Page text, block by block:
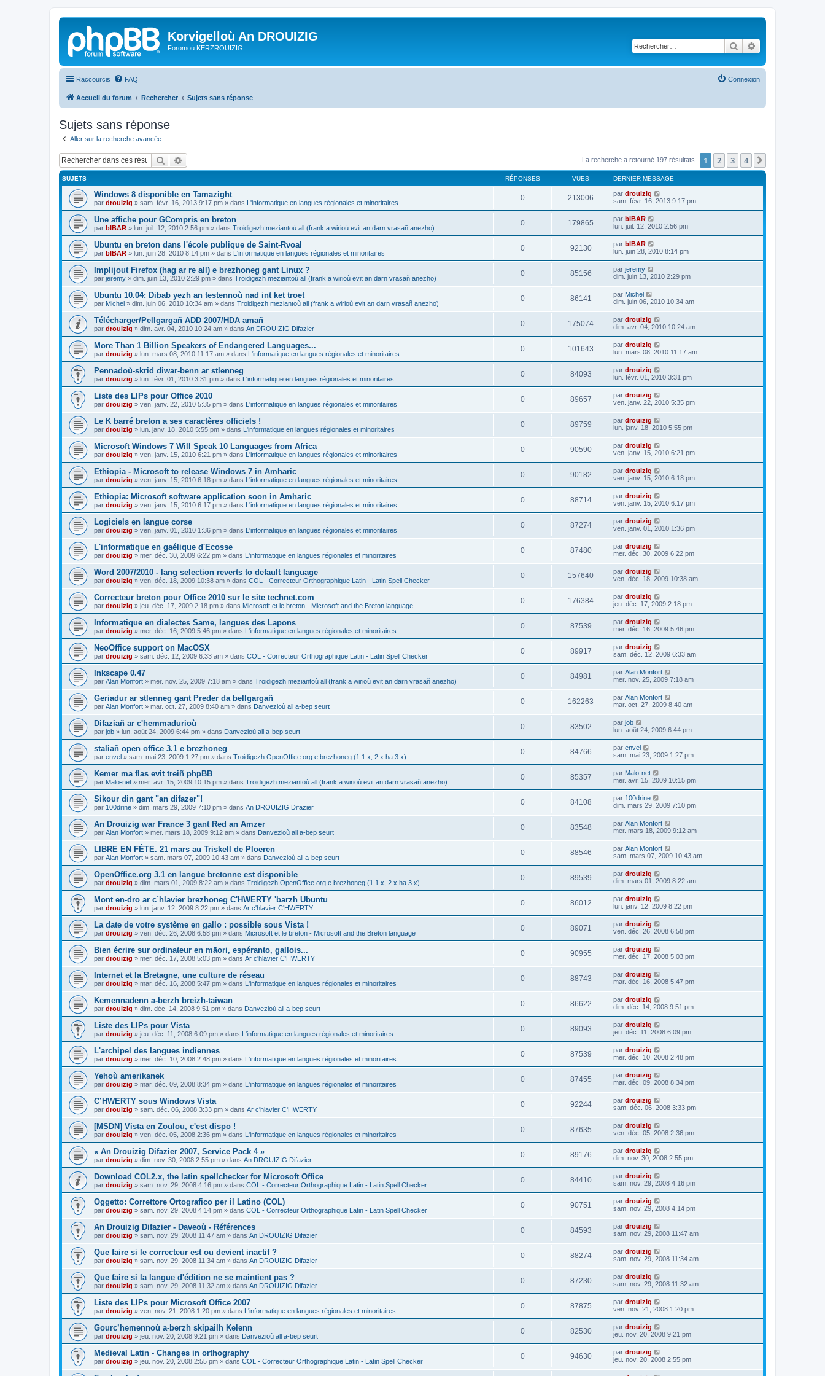
Korvigelloù An DROUIZIG
Foromoù KERZROUIZIG Rechercher
Raccourcis FAQ Connexion
Accueil du forum Rechercher Sujets sans réponse
Sujets sans réponse
Aller sur la recherche avancée
Rechercher La recherche a retourné 197 résultats 1 2 3 4
SUJETS RÉPONSES VUES DERNIER MESSAGE
Windows 8 disponible en Tamazight
par drouizig » sam. févr. 16, 2013 9:17 pm » dans L'informatique en langues régionales et minoritaires
0 213006 par drouizig
sam. févr. 16, 2013 9:17 pm
Une affiche pour GCompris en breton
par bIBAR » lun. juil. 12, 2010 2:56 pm » dans Troidigezh meziantoù all (frank a wirioù evit an darn vrasañ anezho)
0 179865 par bIBAR
lun. juil. 12, 2010 2:56 pm
Ubuntu en breton dans l'école publique de Saint-Rvoal
par bIBAR » lun. juin 28, 2010 8:14 pm » dans L'informatique en langues régionales et minoritaires
0 92130 par bIBAR
lun. juin 28, 2010 8:14 pm
Implijout Firefox (hag ar re all) e brezhoneg gant Linux ?
par jeremy » dim. juin 13, 2010 2:29 pm » dans Troidigezh meziantoù all (frank a wirioù evit an darn vrasañ anezho)
0 85156 par jeremy
dim. juin 13, 2010 2:29 pm
Ubuntu 10.04: Dibab yezh an testennoù nad int ket troet
par Michel » dim. juin 06, 2010 10:34 am » dans Troidigezh meziantoù all (frank a wirioù evit an darn vrasañ anezho)
0 86141 par Michel
dim. juin 06, 2010 10:34 am
Télécharger/Pellgargañ ADD 2007/HDA amañ
par drouizig » dim. avr. 04, 2010 10:24 am » dans An DROUIZIG Difazier
0 175074 par drouizig
dim. avr. 04, 2010 10:24 am
More Than 1 Billion Speakers of Endangered Languages...
par drouizig » lun. mars 08, 2010 11:17 am » dans L'informatique en langues régionales et minoritaires
0 101643 par drouizig
lun. mars 08, 2010 11:17 am
Pennadoù-skrid diwar-benn ar stlenneg
par drouizig » lun. févr. 01, 2010 3:31 pm » dans L'informatique en langues régionales et minoritaires
0 84093 par drouizig
lun. févr. 01, 2010 3:31 pm
Liste des LIPs pour Office 2010
par drouizig » ven. janv. 22, 2010 5:35 pm » dans L'informatique en langues régionales et minoritaires
0 89657 par drouizig
ven. janv. 22, 2010 5:35 pm
Le K barré breton a ses caractères officiels !
par drouizig » lun. janv. 18, 2010 5:55 pm » dans L'informatique en langues régionales et minoritaires
0 89759 par drouizig
lun. janv. 18, 2010 5:55 pm
Microsoft Windows 7 Will Speak 10 Languages from Africa
par drouizig » ven. janv. 15, 2010 6:21 pm » dans L'informatique en langues régionales et minoritaires
0 90590 par drouizig
ven. janv. 15, 2010 6:21 pm
Ethiopia - Microsoft to release Windows 7 in Amharic
par drouizig » ven. janv. 15, 2010 6:18 pm » dans L'informatique en langues régionales et minoritaires
0 90182 par drouizig
ven. janv. 15, 2010 6:18 pm
Ethiopia: Microsoft software application soon in Amharic
par drouizig » ven. janv. 15, 2010 6:17 pm » dans L'informatique en langues régionales et minoritaires
0 88714 par drouizig
ven. janv. 15, 2010 6:17 pm
Logiciels en langue corse
par drouizig » ven. janv. 01, 2010 1:36 pm » dans L'informatique en langues régionales et minoritaires
0 87274 par drouizig
ven. janv. 01, 2010 1:36 pm
L'informatique en gaélique d'Ecosse
par drouizig » mer. déc. 30, 2009 6:22 pm » dans L'informatique en langues régionales et minoritaires
0 87480 par drouizig
mer. déc. 30, 2009 6:22 pm
Word 2007/2010 - lang selection reverts to default language
par drouizig » ven. déc. 18, 2009 10:38 am » dans COL - Correcteur Orthographique Latin - Latin Spell Checker
0 157640 par drouizig
ven. déc. 18, 2009 10:38 am
Correcteur breton pour Office 2010 sur le site technet.com
par drouizig » jeu. déc. 17, 2009 2:18 pm » dans Microsoft et le breton - Microsoft and the Breton language
0 176384 par drouizig
jeu. déc. 17, 2009 2:18 pm
Informatique en dialectes Same, langues des Lapons
par drouizig » mer. déc. 16, 2009 5:46 pm » dans L'informatique en langues régionales et minoritaires
0 87539 par drouizig
mer. déc. 16, 2009 5:46 pm
NeoOffice support on MacOSX
par drouizig » sam. déc. 12, 2009 6:33 am » dans COL - Correcteur Orthographique Latin - Latin Spell Checker
0 89917 par drouizig
sam. déc. 12, 2009 6:33 am
Inkscape 0.47
par Alan Monfort » mer. nov. 25, 2009 7:18 am » dans Troidigezh meziantoù all (frank a wirioù evit an darn vrasañ anezho)
0 84981 par Alan Monfort
mer. nov. 25, 2009 7:18 am
Geriadur ar stlenneg gant Preder da bellgargañ
par Alan Monfort » mar. oct. 27, 2009 8:40 am » dans Danvezioù all a-bep seurt
0 162263 par Alan Monfort
mar. oct. 27, 2009 8:40 am
Difaziañ ar c'hemmadurioù
par job » lun. août 24, 2009 6:44 pm » dans Danvezioù all a-bep seurt
0 83502 par job
lun. août 24, 2009 6:44 pm
staliañ open office 3.1 e brezhoneg
par envel » sam. mai 23, 2009 1:27 pm » dans Troidigezh OpenOffice.org e brezhoneg (1.1.x, 2.x ha 3.x)
0 84766 par envel
sam. mai 23, 2009 1:27 pm
Kemer ma flas evit treiñ phpBB
par Malo-net » mer. avr. 15, 2009 10:15 pm » dans Troidigezh meziantoù all (frank a wirioù evit an darn vrasañ anezho)
0 85357 par Malo-net
mer. avr. 15, 2009 10:15 pm
Sikour din gant "an difazer"!
par 100drine » dim. mars 29, 2009 7:10 pm » dans An DROUIZIG Difazier
0 84108 par 100drine
dim. mars 29, 2009 7:10 pm
An Drouizig war France 3 gant Red an Amzer
par Alan Monfort » mer. mars 18, 2009 9:12 am » dans Danvezioù all a-bep seurt
0 83548 par Alan Monfort
mer. mars 18, 2009 9:12 am
LIBRE EN FÊTE. 21 mars au Triskell de Ploeren
par Alan Monfort » sam. mars 07, 2009 10:43 am » dans Danvezioù all a-bep seurt
0 88546 par Alan Monfort
sam. mars 07, 2009 10:43 am
OpenOffice.org 3.1 en langue bretonne est disponible
par drouizig » dim. mars 01, 2009 8:22 am » dans Troidigezh OpenOffice.org e brezhoneg (1.1.x, 2.x ha 3.x)
0 89539 par drouizig
dim. mars 01, 2009 8:22 am
Mont en-dro ar c´hlavier brezhoneg C'HWERTY 'barzh Ubuntu
par drouizig » lun. janv. 12, 2009 8:22 pm » dans Ar c'hlavier C'HWERTY
0 86012 par drouizig
lun. janv. 12, 2009 8:22 pm
La date de votre système en gallo : possible sous Vista !
par drouizig » ven. déc. 26, 2008 6:58 pm » dans Microsoft et le breton - Microsoft and the Breton language
0 89071 par drouizig
ven. déc. 26, 2008 6:58 pm
Bien écrire sur ordinateur en māori, espéranto, gallois...
par drouizig » mer. déc. 17, 2008 5:03 pm » dans Ar c'hlavier C'HWERTY
0 90955 par drouizig
mer. déc. 17, 2008 5:03 pm
Internet et la Bretagne, une culture de réseau
par drouizig » mar. déc. 16, 2008 5:47 pm » dans L'informatique en langues régionales et minoritaires
0 88743 par drouizig
mar. déc. 16, 2008 5:47 pm
Kemennadenn a-berzh breizh-taiwan
par drouizig » dim. déc. 14, 2008 9:51 pm » dans Danvezioù all a-bep seurt
0 86622 par drouizig
dim. déc. 14, 2008 9:51 pm
Liste des LIPs pour Vista
par drouizig » jeu. déc. 11, 2008 6:09 pm » dans L'informatique en langues régionales et minoritaires
0 89093 par drouizig
jeu. déc. 11, 2008 6:09 pm
L'archipel des langues indiennes
par drouizig » mer. déc. 10, 2008 2:48 pm » dans L'informatique en langues régionales et minoritaires
0 87539 par drouizig
mer. déc. 10, 2008 2:48 pm
Yehoù amerikanek
par drouizig » mar. déc. 09, 2008 8:34 pm » dans L'informatique en langues régionales et minoritaires
0 87455 par drouizig
mar. déc. 09, 2008 8:34 pm
C’HWERTY sous Windows Vista
par drouizig » sam. déc. 06, 2008 3:33 pm » dans Ar c'hlavier C'HWERTY
0 92244 par drouizig
sam. déc. 06, 2008 3:33 pm
[MSDN] Vista en Zoulou, c'est dispo !
par drouizig » ven. déc. 05, 2008 2:36 pm » dans L'informatique en langues régionales et minoritaires
0 87635 par drouizig
ven. déc. 05, 2008 2:36 pm
« An Drouizig Difazier 2007, Service Pack 4 »
par drouizig » dim. nov. 30, 2008 2:55 pm » dans An DROUIZIG Difazier
0 89176 par drouizig
dim. nov. 30, 2008 2:55 pm
Download COL2.x, the latin spellchecker for Microsoft Office
par drouizig » sam. nov. 29, 2008 4:16 pm » dans COL - Correcteur Orthographique Latin - Latin Spell Checker
0 84410 par drouizig
sam. nov. 29, 2008 4:16 pm
Oggetto: Correttore Ortografico per il Latino (COL)
par drouizig » sam. nov. 29, 2008 4:14 pm » dans COL - Correcteur Orthographique Latin - Latin Spell Checker
0 90751 par drouizig
sam. nov. 29, 2008 4:14 pm
An Drouizig Difazier - Daveoù - Références
par drouizig » sam. nov. 29, 2008 11:47 am » dans An DROUIZIG Difazier
0 84593 par drouizig
sam. nov. 29, 2008 11:47 am
Que faire si le correcteur est ou devient inactif ?
par drouizig » sam. nov. 29, 2008 11:34 am » dans An DROUIZIG Difazier
0 88274 par drouizig
sam. nov. 29, 2008 11:34 am
Que faire si la langue d'édition ne se maintient pas ?
par drouizig » sam. nov. 29, 2008 11:32 am » dans An DROUIZIG Difazier
0 87230 par drouizig
sam. nov. 29, 2008 11:32 am
Liste des LIPs pour Microsoft Office 2007
par drouizig » ven. nov. 21, 2008 1:20 pm » dans L'informatique en langues régionales et minoritaires
0 87875 par drouizig
ven. nov. 21, 2008 1:20 pm
Gourc’hemennoù a-berzh skipailh Kelenn
par drouizig » jeu. nov. 20, 2008 9:21 pm » dans Danvezioù all a-bep seurt
0 82530 par drouizig
jeu. nov. 20, 2008 9:21 pm
Medieval Latin - Changes in orthography
par drouizig » jeu. nov. 20, 2008 2:55 pm » dans COL - Correcteur Orthographique Latin - Latin Spell Checker
0 94630 par drouizig
jeu. nov. 20, 2008 2:55 pm